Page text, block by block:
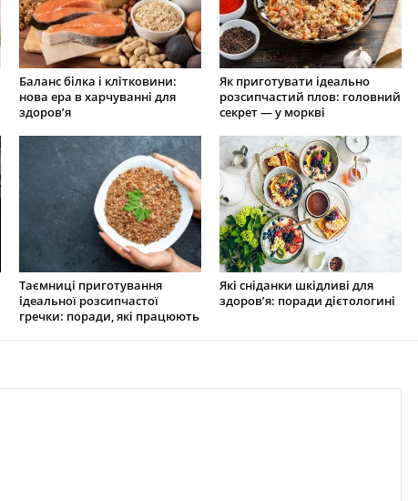
Баланс білка і клітковини:
нова ера в харчуванні для
здоров’я
Як приготувати ідеально
розсипчастий плов: головний
секрет — у моркві
Таємниці приготування
ідеальної розсипчастої
гречки: поради, які працюють
Які сніданки шкідливі для
здоров’я: поради дієтологині